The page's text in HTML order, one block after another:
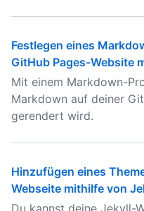
Festlegen eines
GitHub Pages-Website
Mit einem Markdown-
Markdown auf deiner
gerendert wird.
Hinzufügen eines
Webseite mithilfe von
Du kannst deine Jekyll-